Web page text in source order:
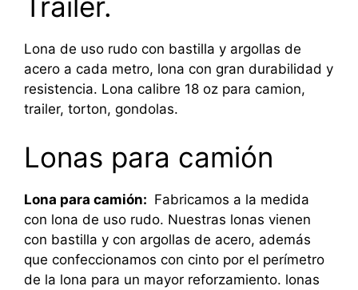
Lona de uso rudo con bastilla y argollas de
acero a cada metro, lona con gran durabilidad y
resistencia. Lona calibre 18 oz para camion,
trailer, torton, gondolas.
Lonas para camión
Lona para camión: Fabricamos a la medida
con lona de uso rudo. Nuestras lonas vienen
con bastilla y con argollas de acero, además
que confeccionamos con cinto por el perímetro
de la lona para un mayor reforzamiento. lonas